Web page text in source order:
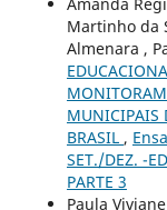
Martinho da
Almenara ,
MUNICIPAIS
BRASIL ,
SET./DEZ. -
PARTE 3
Paula